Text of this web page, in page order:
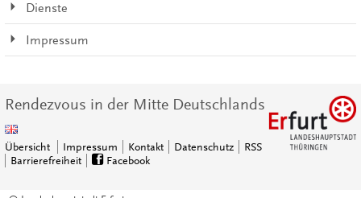
Dienste
Impressum
Rendezvous in der Mitte Deutschlands
Übersicht Impressum Kontakt Datenschutz
RSS
Barrierefreiheit
Facebook